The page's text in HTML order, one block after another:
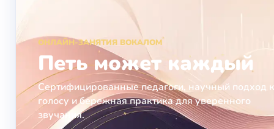
ОНЛАЙН-ЗАНЯТИЯ ВОКАЛОМ
Петь может каждый
Сертифицированные педагоги, научный подход к
голосу и бережная практика для уверенного
звучания.